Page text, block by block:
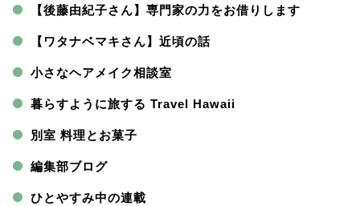
【後藤由紀子さん】専門家の力をお借りします
【ワタナベマキさん】近頃の話
小さなヘアメイク相談室
暮らすように旅する Travel Hawaii
別室 料理とお菓子
編集部ブログ
ひとやすみ中の連載